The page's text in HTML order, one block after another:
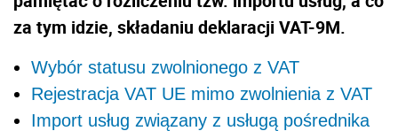
za tym idzie, składaniu deklaracji VAT-9M.
Wybór statusu zwolnionego z VAT
Rejestracja VAT UE mimo zwolnienia z VAT
Import usług związany z usługą pośrednika